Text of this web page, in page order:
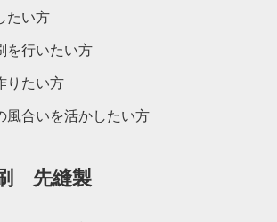
たい方
を行いたい方
りたい方
風合いを活かしたい方
先縫製